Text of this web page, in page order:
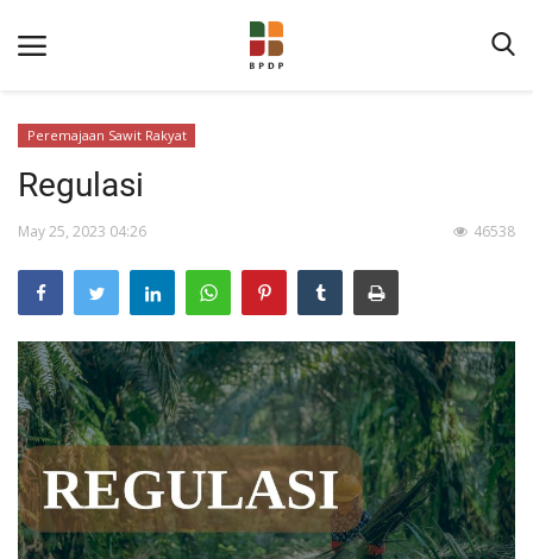
Tentang BPDP
Informasi Publik
Program Layanan
Berita
Pengumuman
Peremajaan Sawit Rakyat
Regulasi
May 25, 2023 04:26 46538